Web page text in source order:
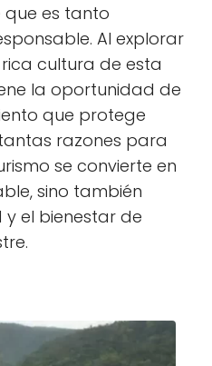
que es tanto
Al explorar
cultura de esta
la oportunidad de
que protege
razones para
se convierte en
sino también
el bienestar de